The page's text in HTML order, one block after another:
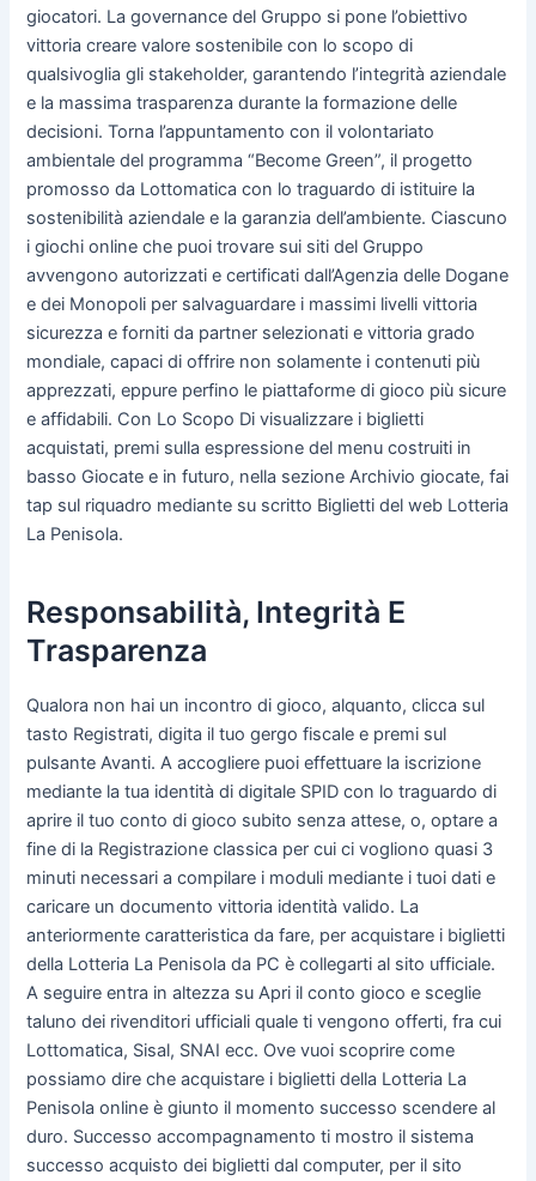
giocatori. La governance del Gruppo si pone l’obiettivo
vittoria creare valore sostenibile con lo scopo di
qualsivoglia gli stakeholder, garantendo l’integrità aziendale
e la massima trasparenza durante la formazione delle
decisioni. Torna l’appuntamento con il volontariato
ambientale del programma “Become Green”, il progetto
promosso da Lottomatica con lo traguardo di istituire la
sostenibilità aziendale e la garanzia dell’ambiente. Ciascuno
i giochi online che puoi trovare sui siti del Gruppo
avvengono autorizzati e certificati dall’Agenzia delle Dogane
e dei Monopoli per salvaguardare i massimi livelli vittoria
sicurezza e forniti da partner selezionati e vittoria grado
mondiale, capaci di offrire non solamente i contenuti più
apprezzati, eppure perfino le piattaforme di gioco più sicure
e affidabili. Con Lo Scopo Di visualizzare i biglietti
acquistati, premi sulla espressione del menu costruiti in
basso Giocate e in futuro, nella sezione Archivio giocate, fai
tap sul riquadro mediante su scritto Biglietti del web Lotteria
La Penisola.
Responsabilità, Integrità E
Trasparenza
Qualora non hai un incontro di gioco, alquanto, clicca sul
tasto Registrati, digita il tuo gergo fiscale e premi sul
pulsante Avanti. A accogliere puoi effettuare la iscrizione
mediante la tua identità di digitale SPID con lo traguardo di
aprire il tuo conto di gioco subito senza attese, o, optare a
fine di la Registrazione classica per cui ci vogliono quasi 3
minuti necessari a compilare i moduli mediante i tuoi dati e
caricare un documento vittoria identità valido. La
anteriormente caratteristica da fare, per acquistare i biglietti
della Lotteria La Penisola da PC è collegarti al sito ufficiale.
A seguire entra in altezza su Apri il conto gioco e sceglie
taluno dei rivenditori ufficiali quale ti vengono offerti, fra cui
Lottomatica, Sisal, SNAI ecc. Ove vuoi scoprire come
possiamo dire che acquistare i biglietti della Lotteria La
Penisola online è giunto il momento successo scendere al
duro. Successo accompagnamento ti mostro il sistema
successo acquisto dei biglietti dal computer, per il sito